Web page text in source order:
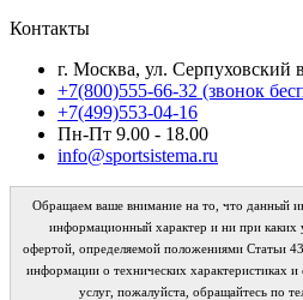
Контакты
г. Москва, ул. Серпуховский
+7(800)555-66-32 (звонок
+7(499)553-04-16
Пн-Пт 9.00 - 18.00
info@sportsistema.ru
Обращаем ваше внимание на то, что данный
информационный характер и ни при каких
офертой, определяемой положениями Статьи
информации о технических характеристиках
услуг, пожалуйста, обращайтесь по